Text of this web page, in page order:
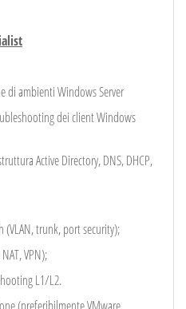
di ambienti Windows Server
dei client Windows
Active Directory, DNS, DHCP,
(VLAN, trunk, port security);
VPN);
L1/L2.